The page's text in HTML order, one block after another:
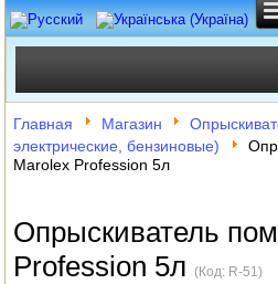
ИНКУБАТОРЫ
ЗЕРНОДРОБИЛКИ
СОЛОМОРЕЗКИ
Главная Магазин
электрические, бензиновые)
Marolex Profession 5л
Опрыскиватель
Profession 5л(Код: R-51)